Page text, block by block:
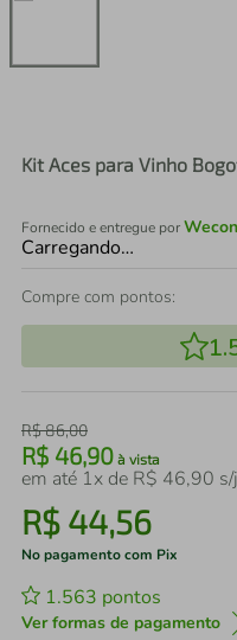
Kit Aces para Vinho
Fornecido e entregue por
Carregando…
Compre com pontos:
R$86,00
R$ 46,90 à vista
em até 1x de R$ 46,90
R$ 44,56
No pagamento com Pix
1.563 pontos
Ver formas de pagamento